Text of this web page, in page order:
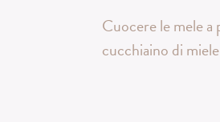
Cuocere le mele a
cucchiaino di